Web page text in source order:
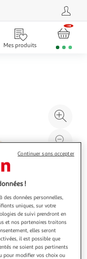
Mes produits
à
Illustration
suivante
!
données personnelles,
uniques, sur votre
de suivi prendront en
et nos partenaires traitons
elles seront
il est possible que
ne soient pas pertinents
pour modifier vos choix ou
Continuer sans accepter